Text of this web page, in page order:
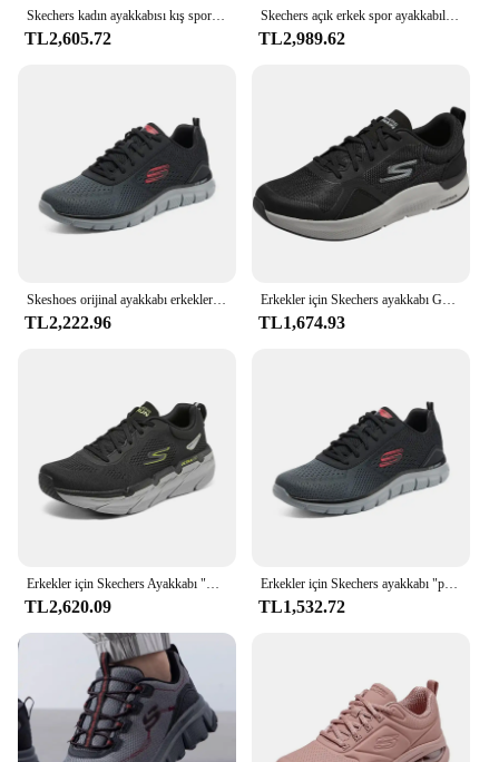
workwear for years to come.
Skechers kadın ayakkabısı kış spor ayakkabı polar astarlı sıcak pamuklu ayakkabılar kısa çizmeler kar botları yüksek top rahat ayakkabılar
TL2,605.72
Skechers açık erkek spor ayakkabıları hava yastığı Lace Up Sneakers erkek rahat nefes kaymaz aşınmaya dayanıklı yürüyüş ayakkabıları erkek
TL2,989.62
Skeshoes orijinal ayakkabı erkekler için rahat spor ayakkabı nefes hafif adam Sneakers koşu ayakkabıları erkek Tenis Para Hombre
TL2,222.96
Erkekler için Skechers ayakkabı GO TRAIN MOVE koşu ayakkabıları, rahat şok emilimi, kaymaz ve aşınmaya dayanıklı erkek spor ayakkabı
TL1,674.93
TL2,620.09
Erkekler için Skechers ayakkabı "parça" rahat spor ayakkabı, moda, nefes, adam Sneakers
TL1,532.72